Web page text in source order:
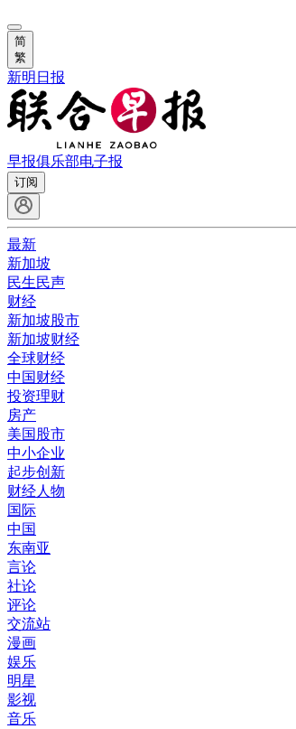
简
繁
新明日报
早报俱乐部电子报
订阅
最新
新加坡
民生民声
财经
新加坡股市
新加坡财经
全球财经
中国财经
投资理财
房产
美国股市
中小企业
起步创新
财经人物
国际
中国
东南亚
言论
社论
评论
交流站
漫画
娱乐
明星
影视
音乐